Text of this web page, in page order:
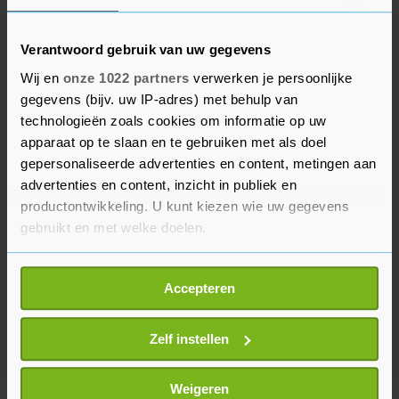
Verantwoord gebruik van uw gegevens
Wij en onze 1022 partners verwerken je persoonlijke
gegevens (bijv. uw IP-adres) met behulp van
technologieën zoals cookies om informatie op uw
apparaat op te slaan en te gebruiken met als doel
gepersonaliseerde advertenties en content, metingen aan
advertenties en content, inzicht in publiek en
productontwikkeling. U kunt kiezen wie uw gegevens
gebruikt en met welke doelen.
Als u het toestaat, willen we ook graag:
Informatie verzamelen over uw geografische
locatie, die tot een paar meter nauwkeurig kan zijn
Uw apparaat identificeren door het actief te
scannen op specifieke eigenschappen (fingerprinting)
Lees meer over hoe uw persoonlijke gegevens worden
Accepteren
Zelf instellen
Weigeren
arbeidsmarkt".
De gezamenlijke oproep is ondertekend door
Friesland, Drenthe, Gelderland, Utrecht, Noord-
Holland, Zuid-Holland, Zeeland en Noord-
Brabant. Het is niet bekend waarom Groningen,
Overijssel, Flevoland en Limburg er niet onder
staan. Met name Limburg verzet zich al langer
tegen strengere regels over internationale
studenten.